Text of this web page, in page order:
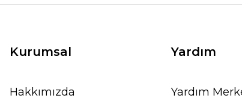
Kurumsal
Hakkımızda
Yardım
Yardım